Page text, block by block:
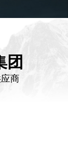
团
商